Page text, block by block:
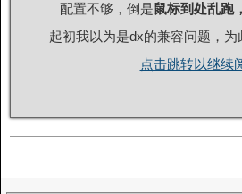
配置不够，倒是鼠标到处乱跑
起初我以为是dx的兼容问题，
点击跳转以继续